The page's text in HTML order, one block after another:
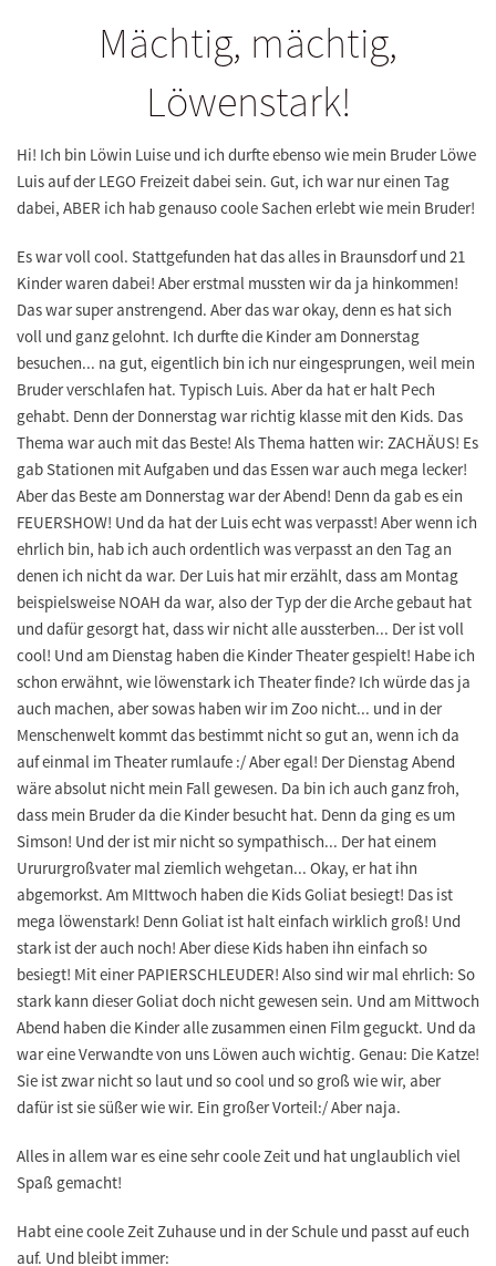
Mächtig, mächtig,
Löwenstark!
Hi! Ich bin Löwin Luise und ich durfte ebenso wie mein Bruder Löwe
Luis auf der LEGO Freizeit dabei sein. Gut, ich war nur einen Tag
dabei, ABER ich hab genauso coole Sachen erlebt wie mein Bruder!
Es war voll cool. Stattgefunden hat das alles in Braunsdorf und 21
Kinder waren dabei! Aber erstmal mussten wir da ja hinkommen!
Das war super anstrengend. Aber das war okay, denn es hat sich
voll und ganz gelohnt. Ich durfte die Kinder am Donnerstag
besuchen... na gut, eigentlich bin ich nur eingesprungen, weil mein
Bruder verschlafen hat. Typisch Luis. Aber da hat er halt Pech
gehabt. Denn der Donnerstag war richtig klasse mit den Kids. Das
Thema war auch mit das Beste! Als Thema hatten wir: ZACHÄUS! Es
gab Stationen mit Aufgaben und das Essen war auch mega lecker!
Aber das Beste am Donnerstag war der Abend! Denn da gab es ein
FEUERSHOW! Und da hat der Luis echt was verpasst! Aber wenn ich
ehrlich bin, hab ich auch ordentlich was verpasst an den Tag an
denen ich nicht da war. Der Luis hat mir erzählt, dass am Montag
beispielsweise NOAH da war, also der Typ der die Arche gebaut hat
und dafür gesorgt hat, dass wir nicht alle aussterben... Der ist voll
cool! Und am Dienstag haben die Kinder Theater gespielt! Habe ich
schon erwähnt, wie löwenstark ich Theater finde? Ich würde das ja
auch machen, aber sowas haben wir im Zoo nicht... und in der
Menschenwelt kommt das bestimmt nicht so gut an, wenn ich da
auf einmal im Theater rumlaufe :/ Aber egal! Der Dienstag Abend
wäre absolut nicht mein Fall gewesen. Da bin ich auch ganz froh,
dass mein Bruder da die Kinder besucht hat. Denn da ging es um
Simson! Und der ist mir nicht so sympathisch... Der hat einem
Urururgroßvater mal ziemlich wehgetan... Okay, er hat ihn
abgemorkst. Am MIttwoch haben die Kids Goliat besiegt! Das ist
mega löwenstark! Denn Goliat ist halt einfach wirklich groß! Und
stark ist der auch noch! Aber diese Kids haben ihn einfach so
besiegt! Mit einer PAPIERSCHLEUDER! Also sind wir mal ehrlich: So
stark kann dieser Goliat doch nicht gewesen sein. Und am Mittwoch
Abend haben die Kinder alle zusammen einen Film geguckt. Und da
war eine Verwandte von uns Löwen auch wichtig. Genau: Die Katze!
Sie ist zwar nicht so laut und so cool und so groß wie wir, aber
dafür ist sie süßer wie wir. Ein großer Vorteil:/ Aber naja.
Alles in allem war es eine sehr coole Zeit und hat unglaublich viel
Spaß gemacht!
Habt eine coole Zeit Zuhause und in der Schule und passt auf euch
auf. Und bleibt immer: